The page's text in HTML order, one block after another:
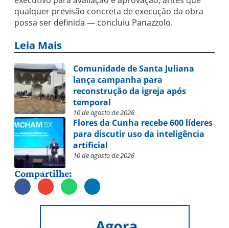
qualquer previsão concreta de execução da obra
possa ser definida — concluiu Panazzolo.
Leia Mais
Comunidade de Santa Juliana
lança campanha para
reconstrução da igreja após
temporal
10 de agosto de 2026
Flores da Cunha recebe 600 líderes
para discutir uso da inteligência
artificial
10 de agosto de 2026
Compartilhe: